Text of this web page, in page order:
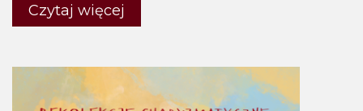
Czytaj więcej